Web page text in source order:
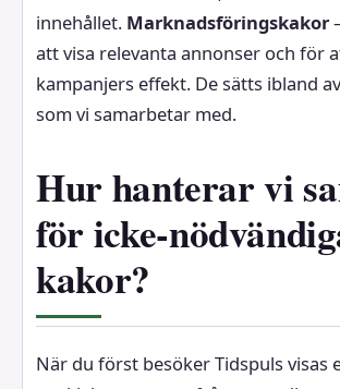
innehållet. Marknadsföringskakor
att visa relevanta annonser och för
kampanjers effekt. De sätts ibland
som vi samarbetar med.
Hur hanterar vi
för icke-
kakor?
När du först besöker Tidspuls visas